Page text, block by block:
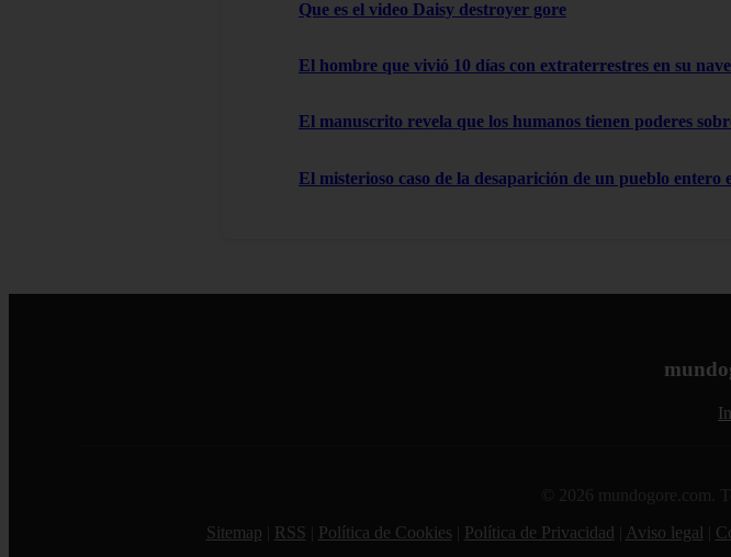
Que es el video Daisy destroyer gore
El hombre que vivió 10 días con extraterrestres en su
El manuscrito revela que los humanos tienen poderes
El misterioso caso de la desaparición de un pueblo entero
© 2026 mundogore.com.
Sitemap
RSS Política de Cookies Política de Privacidad Aviso legal